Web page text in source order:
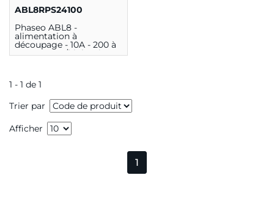
ABL8RPS24100
Phaseo ABL8 -
alimentation à
découpage - 10A - 200 à
500V mono/biphasé -
1 - 1 de 1
Trier par
Afficher
1